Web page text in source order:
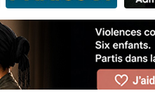
nous rejoindre sur WhatsApp
dans Torah-Box Music
de faire un don pour Tsédaka :
: Visions de grandeur n°104 : Le
demander une bénédiction